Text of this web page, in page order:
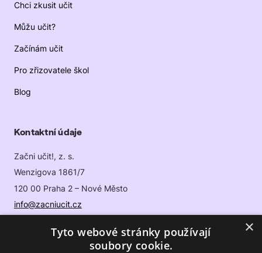
Chci zkusit učit
Můžu učit?
Začínám učit
Pro zřizovatele škol
Blog
Kontaktní údaje
Začni učit!, z. s.
Wenzigova 1861/7
120 00 Praha 2 – Nové Město
info@zacniucit.cz
Sledujte nás
×
Tyto webové stránky používají
soubory cookie.